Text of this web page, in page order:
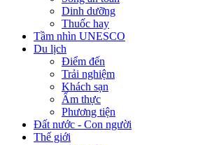
Dinh dưỡng
Thuốc hay
Tầm nhìn UNESCO
Du lịch
Điểm đến
Trải nghiệm
Khách sạn
Ẩm thực
Phương tiện
Đất nước - Con người
Thế giới